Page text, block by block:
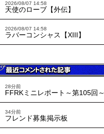
2026/08/07 14:58
天使のローブ【外伝】
2026/08/07 14:58
ラバーコンシャス【XIII】
28分前
FFRKミニレポート～第105回～
34分前
フレンド募集掲示板